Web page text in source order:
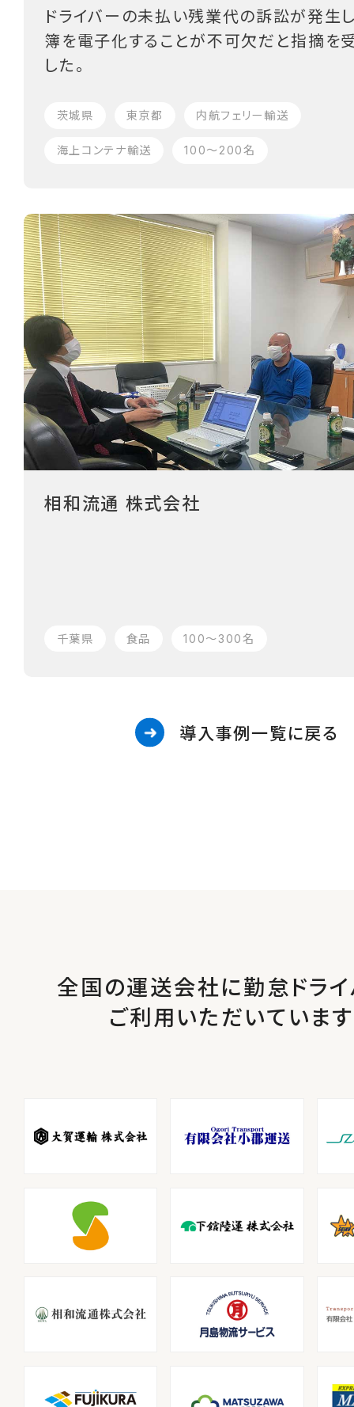
ドライバーの未払い残業代の訴訟が発生
簿を電子化することが不可欠だと指摘を
した。
茨城県 東京都 内航フェリー輸送
海上コンテナ輸送 100〜200名
相和流通 株式会社
千葉県 食品 100〜300名
導入事例一覧に戻る
全国の運送会社に勤怠ドラ
ご利用いただいています